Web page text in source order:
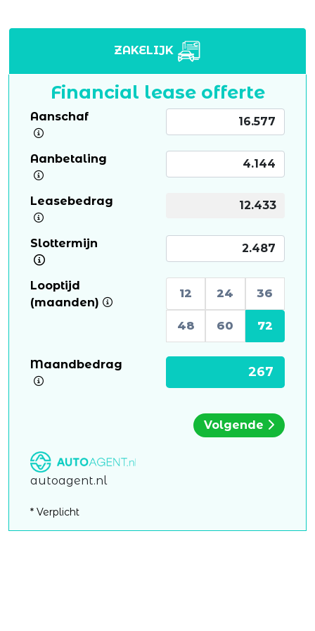
ZAKELIJK
Financial lease offerte
Aanschaf
Aanbetaling
Leasebedrag
Slottermijn
Looptijd
(maanden)
12 24 36
48 60 72
Maandbedrag
autoagent.nl
Volgende
* Verplicht